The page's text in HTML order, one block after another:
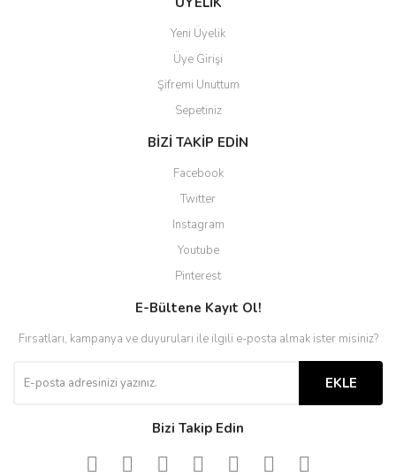
Yeni Üyelik
Üye Girişi
Şifremi Unuttum
Sepetiniz
BİZİ TAKİP EDİN
Facebook
Twitter
Instagram
Youtube
Pinterest
E-Bültene Kayıt Ol!
Fırsatları, kampanya ve duyuruları ile ilgili e-posta almak ister misiniz?
EKLE
Bizi Takip Edin